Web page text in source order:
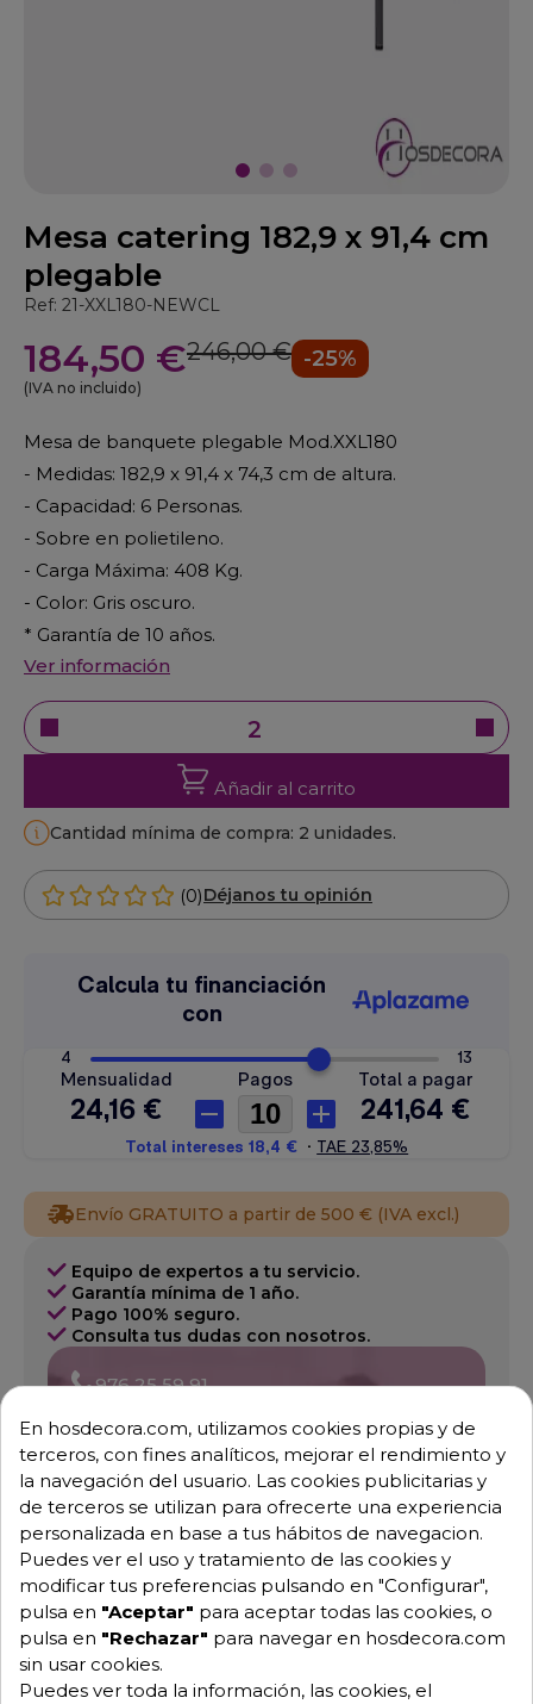
Mesa catering 182,9 x 91,4 cm
plegable
Ref: 21-XXL180-NEWCL
184,50 €246,00 € -25%
(IVA no incluido)
Mesa de banquete plegable Mod.XXL180
- Medidas: 182,9 x 91,4 x 74,3 cm de altura.
- Capacidad: 6 Personas.
- Sobre en polietileno.
- Carga Máxima: 408 Kg.
- Color: Gris oscuro.
* Garantía de 10 años.
Ver información
Añadir al carrito
Cantidad mínima de compra: 2 unidades.
(0)Déjanos tu opinión
Envío GRATUITO a partir de 500 € (IVA excl.)
Equipo de expertos a tu servicio.
Garantía mínima de 1 año.
Pago 100% seguro.
Consulta tus dudas con nosotros.
976 25 59 91
Hablemos
Pide tu presupuesto
En hosdecora.com, utilizamos cookies propias y de
terceros, con fines analíticos, mejorar el rendimiento y
la navegación del usuario. Las cookies publicitarias y
de terceros se utilizan para ofrecerte una experiencia
personalizada en base a tus hábitos de navegacion.
Puedes ver el uso y tratamiento de las cookies y
modificar tus preferencias pulsando en "Configurar",
pulsa en "Aceptar" para aceptar todas las cookies, o
pulsa en "Rechazar" para navegar en hosdecora.com
sin usar cookies.
Puedes ver toda la información, las cookies, el